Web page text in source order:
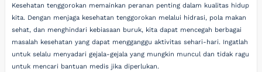
Kesehatan tenggorokan memainkan peranan penting dalam kualitas hidup
kita. Dengan menjaga kesehatan tenggorokan melalui hidrasi, pola makan
sehat, dan menghindari kebiasaan buruk, kita dapat mencegah berbagai
masalah kesehatan yang dapat mengganggu aktivitas sehari-hari. Ingatlah
untuk selalu menyadari gejala-gejala yang mungkin muncul dan tidak ragu
untuk mencari bantuan medis jika diperlukan.